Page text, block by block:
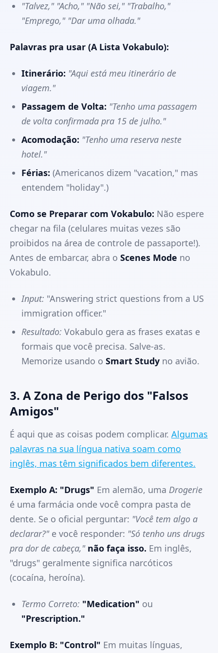
"Talvez," "Acho," "Não sei," "Trabalho,"
"Emprego," "Dar uma olhada."
Palavras pra usar (A Lista Vokabulo):
Itinerário: "Aqui está meu itinerário de
viagem."
Passagem de Volta: "Tenho uma passagem
de volta confirmada pra 15 de julho."
Acomodação: "Tenho uma reserva neste
hotel."
Férias: (Americanos dizem "vacation," mas
entendem "holiday".)
Como se Preparar com Vokabulo: Não espere
chegar na fila (celulares muitas vezes são
proibidos na área de controle de passaporte!).
Antes de embarcar, abra o Scenes Mode no
Vokabulo.
Input: "Answering strict questions from a US
immigration officer."
Resultado: Vokabulo gera as frases exatas e
formais que você precisa. Salve-as.
Memorize usando o Smart Study no avião.
3. A Zona de Perigo dos "Falsos
Amigos"
É aqui que as coisas podem complicar. Algumas
palavras na sua língua nativa soam como
inglês, mas têm significados bem diferentes.
Exemplo A: "Drugs" Em alemão, uma Drogerie
é uma farmácia onde você compra pasta de
dente. Se o oficial perguntar: "Você tem algo a
declarar?"e você responder: "Só tenho uns drugs
pra dor de cabeça," não faça isso. Em inglês,
"drugs" geralmente significa narcóticos
(cocaína, heroína).
Termo Correto: "Medication" ou
"Prescription."
Exemplo B: "Control" Em muitas línguas,